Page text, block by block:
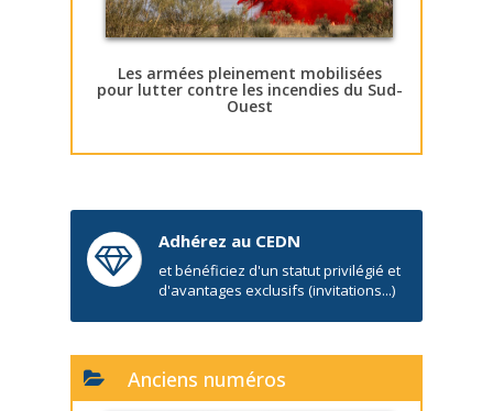
Les armées pleinement mobilisées
pour lutter contre les incendies du Sud-
Ouest
Adhérez au CEDN
et bénéficiez d'un statut privilégié et
d'avantages exclusifs (invitations...)
Anciens numéros